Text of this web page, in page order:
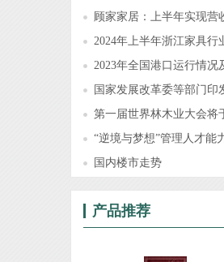
顾家家居：上半年实现营
2024年上半年浙江家具行
2023年全国港口运行情况
国家发展改革委等部门印
第一届世界林木业大会将
“逆境与梦想”管理人才能
国内楼市走势
产品推荐